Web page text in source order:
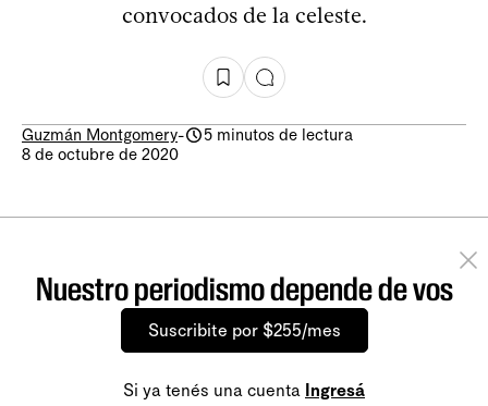
convocados de la celeste.
Guzmán Montgomery-
5 minutos de lectura
8 de octubre de 2020
Nuestro periodismo depende de vos
Suscribite por $255/mes
Si ya tenés una cuenta Ingresá